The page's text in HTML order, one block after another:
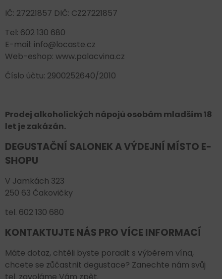
IČ: 27221857 DIČ: CZ27221857
Tel: 602 130 680
E-mail: info@locaste.cz
Web-eshop: www.palacvina.cz
Číslo účtu: 2900252640/2010
Prodej alkoholických nápojů osobám mladším 18
let je zakázán.
DEGUSTAČNÍ SALONEK A VÝDEJNÍ MÍSTO E-
SHOPU
V Jamkách 323
250 63 Čakovičky
tel. 602 130 680
KONTAKTUJTE NÁS PRO VÍCE INFORMACÍ
Máte dotaz, chtěli byste poradit s výběrem vína,
chcete se zůčastnit degustace? Zanechte nám svůj